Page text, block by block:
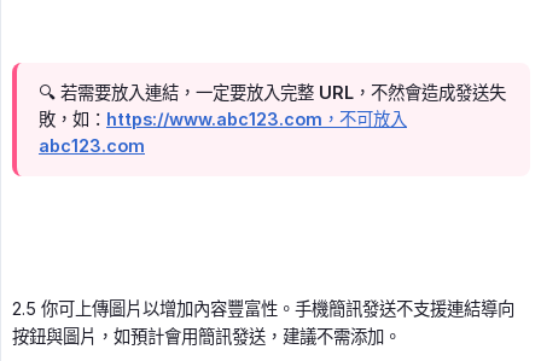
🔍 若需要放入連結，一定要放入完整 URL，不然會造成發送失
敗，如： https://www.abc123.com，不可放入
abc123.com
2.5 你可上傳圖片以增加內容豐富性。手機簡訊發送不支援連結導向
按鈕與圖片，如預計會用簡訊發送，建議不需添加。